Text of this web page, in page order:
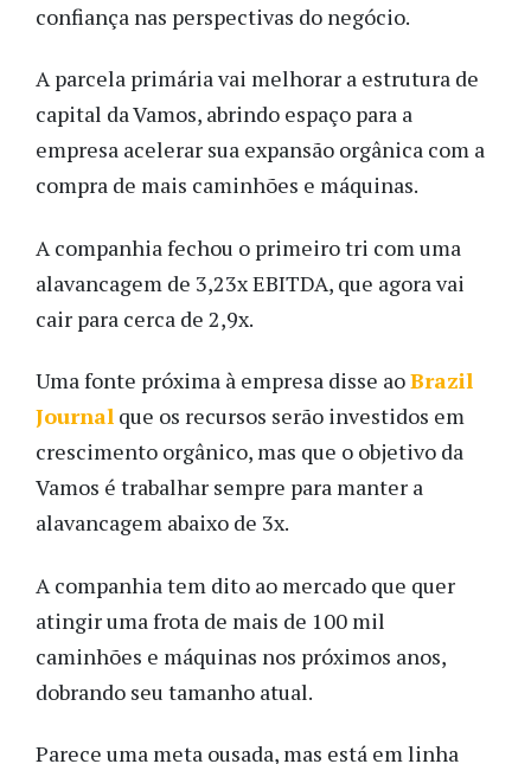
confiança nas perspectivas do negócio.
A parcela primária vai melhorar a estrutura de
capital da Vamos, abrindo espaço para a
empresa acelerar sua expansão orgânica com a
compra de mais caminhões e máquinas.
A companhia fechou o primeiro tri com uma
alavancagem de 3,23x EBITDA, que agora vai
cair para cerca de 2,9x.
Uma fonte próxima à empresa disse aoBrazil
Journal que os recursos serão investidos em
crescimento orgânico, mas que o objetivo da
Vamos é trabalhar sempre para manter a
alavancagem abaixo de 3x.
A companhia tem dito ao mercado que quer
atingir uma frota de mais de 100 mil
caminhões e máquinas nos próximos anos,
dobrando seu tamanho atual.
Parece uma meta ousada, mas está em linha